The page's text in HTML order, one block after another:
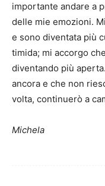
importante andare a
delle mie emozioni.
e sono diventata più
timida; mi accorgo
diventando più
ancora e che non
volta, continuerò a
Michela